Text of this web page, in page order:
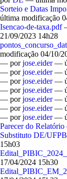
Sorteio e Datas
última modificação
Isencao-de-taxa.pdf
21/09/2023 14h28
modificação 04/10/
— porjose.eider—
— porjose.eider—
— porjose.eider—
— porjose.eider—
— porjose.eider—
— porjose.eider—
— porjose.eider—
Parecer do Relatório
Substituto DE/UFPB
15h03
17/04/2024 15h30